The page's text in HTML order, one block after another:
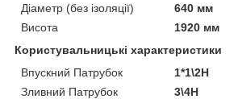
Діаметр (без ізоляції)
640 мм
Висота
1920 мм
Користувальницькі характеристики
Впускний Патрубок
1*1\2Н
Зливний Патрубок
3\4Н